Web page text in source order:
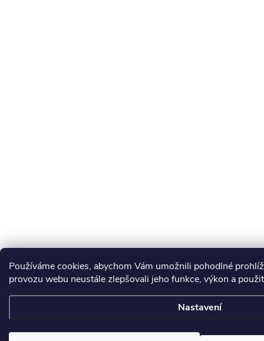
Používáme cookies, abychom Vám umožnili pohodlné
provozu webu neustále zlepšovali jeho funkce, výkon a
Nastavení